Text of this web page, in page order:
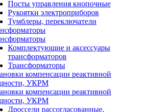
Посты управления кнопочные
Рукоятки электроприборов
Тумблеры, переключатели
Комплектующие и аксессуары
трансформаторов
Трансформаторы
компенсации реактивной
УКРМ
компенсации реактивной
УКРМ
Дроссели рассогласованные,